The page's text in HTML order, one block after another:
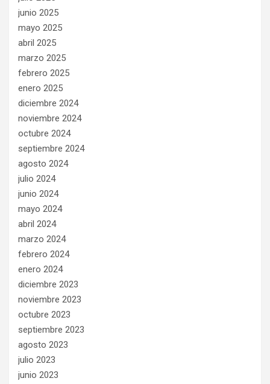
junio 2025
mayo 2025
abril 2025
marzo 2025
febrero 2025
enero 2025
diciembre 2024
noviembre 2024
octubre 2024
septiembre 2024
agosto 2024
julio 2024
junio 2024
mayo 2024
abril 2024
marzo 2024
febrero 2024
enero 2024
diciembre 2023
noviembre 2023
octubre 2023
septiembre 2023
agosto 2023
julio 2023
junio 2023